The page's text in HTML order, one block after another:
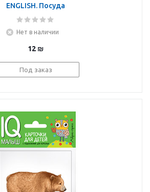
ENGLISH. Посуда
Нет в наличии
12 ₪
Под заказ